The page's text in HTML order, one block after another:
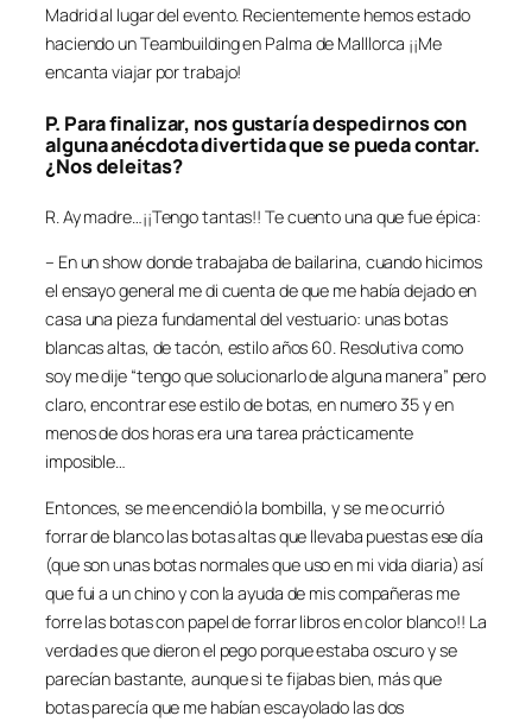
Madrid al lugar del evento. Recientemente hemos estado
haciendo un Teambuilding en Palma de Malllorca ¡¡Me
encanta viajar por trabajo!
P. Para finalizar, nos gustaría despedirnos con
alguna anécdota divertida que se pueda contar.
¿Nos deleitas?
R. Ay madre…¡¡Tengo tantas!! Te cuento una que fue épica:
– En un show donde trabajaba de bailarina, cuando hicimos
el ensayo general me di cuenta de que me había dejado en
casa una pieza fundamental del vestuario: unas botas
blancas altas, de tacón, estilo años 60. Resolutiva como
soy me dije “tengo que solucionarlo de alguna manera” pero
claro, encontrar ese estilo de botas, en numero 35 y en
menos de dos horas era una tarea prácticamente
imposible…
Entonces, se me encendió la bombilla, y se me ocurrió
forrar de blanco las botas altas que llevaba puestas ese día
(que son unas botas normales que uso en mi vida diaria) así
que fui a un chino y con la ayuda de mis compañeras me
forre las botas con papel de forrar libros en color blanco!! La
verdad es que dieron el pego porque estaba oscuro y se
parecían bastante, aunque si te fijabas bien, más que
botas parecía que me habían escayolado las dos